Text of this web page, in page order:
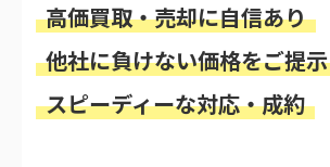
高価買取・売却に自信あり
他社に負けない価格をご提示
スピーディーな対応・成約